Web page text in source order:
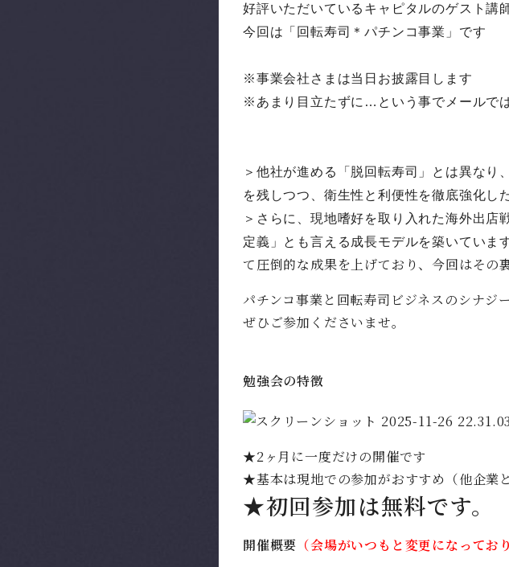
好評いただいているキャピタルのゲスト講
今回は「回転寿司＊パチンコ事業」です
※事業会社さまは当日お披露目します
※あまり目立たずに…という事でメールで
＞他社が進める「脱回転寿司」とは異なり
を残しつつ、 衛生性と利便性を徹底強化し
＞さらに、現地嗜好を取り入れた海外出店
定義」 とも言える成長モデルを築いています
て圧倒的な成果を上げており、今回はその
パチンコ事業と回転寿司ビジネスのシナジー
ぜひご参加くださいませ。
勉強会の特徴
★2ヶ月に一度だけの開催です
★基本は現地での参加がおすすめ（他企業
★初回参加は無料です。
開催概要 （会場がいつもと変更になってお